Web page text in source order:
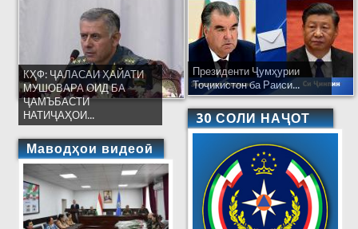
КҲФ: ҶАЛАСАИ ҲАЙАТИ
МУШОВАРА ОИД БА
ҶАМЪБАСТИ
НАТИҶАҲОИ...
Маводҳои видеоӣ
Президенти Ҷумҳурии
Тоҷикистон ба Раиси...
30 СОЛИ НАҶОТ